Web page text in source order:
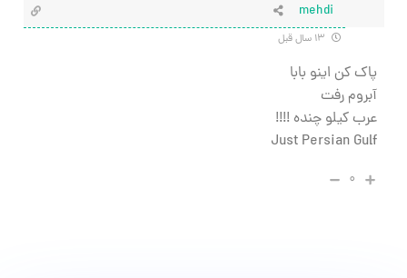
mehdi
پاک کن اینو بابا
آبروم رفت
عرب کیلو چنده !!!!
Just Persian Gulf
۰